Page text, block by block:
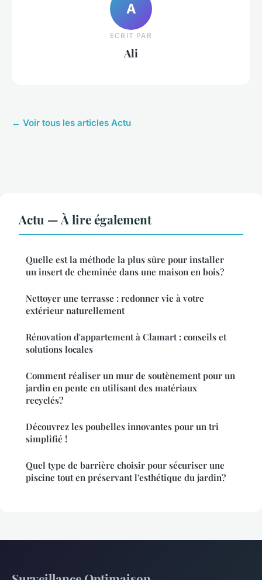
A
ECRIT PAR
Ali
← Voir tous les articles Actu
Actu — À lire également
Quelle est la méthode la plus sûre pour installer
un insert de cheminée dans une maison en bois?
Nettoyer une terrasse : redonner vie à votre
extérieur naturellement
Rénovation d'appartement à Clamart : conseils et
solutions locales
Comment réaliser un mur de soutènement pour un
jardin en pente en utilisant des matériaux
recyclés?
Découvrez les poubelles innovantes pour un tri
simplifié !
Quel type de barrière choisir pour sécuriser une
piscine tout en préservant l'esthétique du jardin?